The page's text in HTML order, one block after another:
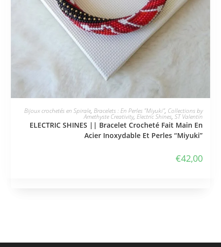
JE L'ADOPTE
Bijoux crochetés en Spirale, Bracelets : En Perles "Miyuki", Collections by
Amethyste Creativity, Electric Shines, ST Valentin
ELECTRIC SHINES || Bracelet Crocheté Fait Main En
Acier Inoxydable Et Perles “Miyuki”
€42,00